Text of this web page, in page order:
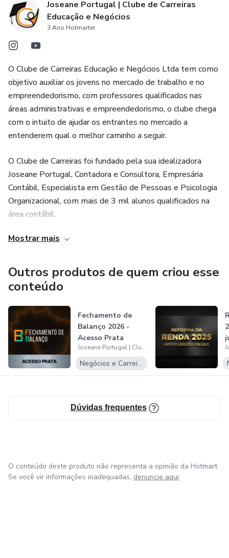
Joseane Portugal | Clube de Carreiras
Educação e Negócios
3 Ano Hotmarter
O Clube de Carreiras Educação e Negócios Ltda tem como
objetivo auxiliar os jovens no mercado de trabalho e no
empreendedorismo, com professores qualificados nas
áreas administrativas e empreendedorismo, o clube chega
com o intuito de ajudar os entrantes no mercado a
entenderem qual o melhor caminho a seguir.
O Clube de Carreiras foi fundado pela sua idealizadora
Joseane Portugal, Contadora e Consultora, Empresária
Contábil, Especialista em Gestão de Pessoas e Psicologia
Organizacional, com mais de 3 mil alunos qualificados na
área contábil.
Percebendo a dificuldade de muitos jovens se
empreendedorismo de forma adequada, Joseane Portugal
idealizou um ambiente capaz de proporcionar estes jovens
conhecimentos amplos para a sua jornada, qualificando e
capacitando a fim de fortalecer a sua carreira profissional.
Mostrar mais
Outros produtos de quem criou esse
conteúdo
Fechamento de
Balanço 2026 -
Acesso Prata
Joseane Portugal | Clube de Carreiras Educação e Negócios
Negócios e Carreira
Dúvidas frequentes
O conteúdo deste produto não representa a opinião da Hotmart.
Se você vir informações inadequadas, denuncie aqui